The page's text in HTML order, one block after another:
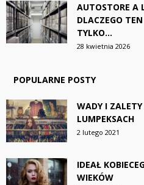
AUTOSTORE A
DLACZEGO
TYLKO...
28 kwietnia 2026
POPULARNE POSTY
WADY I
LUMPEKSACH
2 lutego 2021
IDEAŁ
WIEKÓW